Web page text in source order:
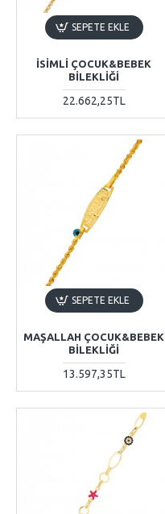
İSIMLI ÇOCUK&BEBEK
BILEKLIĞI
22.662,25TL
SEPETE EKLE
MAŞALLAH ÇOCUK&BEBEK
BILEKLIĞI
13.597,35TL
SEPETE EKLE